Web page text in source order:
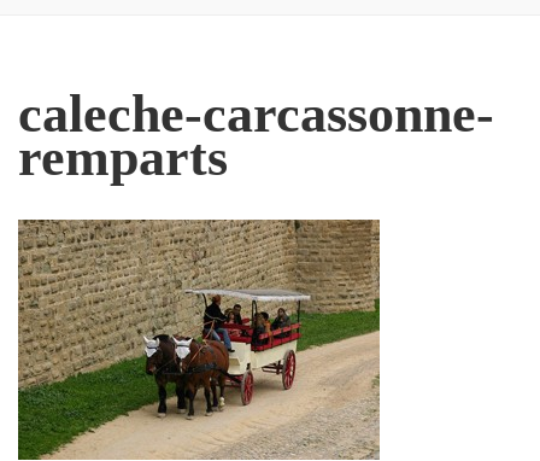
caleche-carcassonne-
remparts